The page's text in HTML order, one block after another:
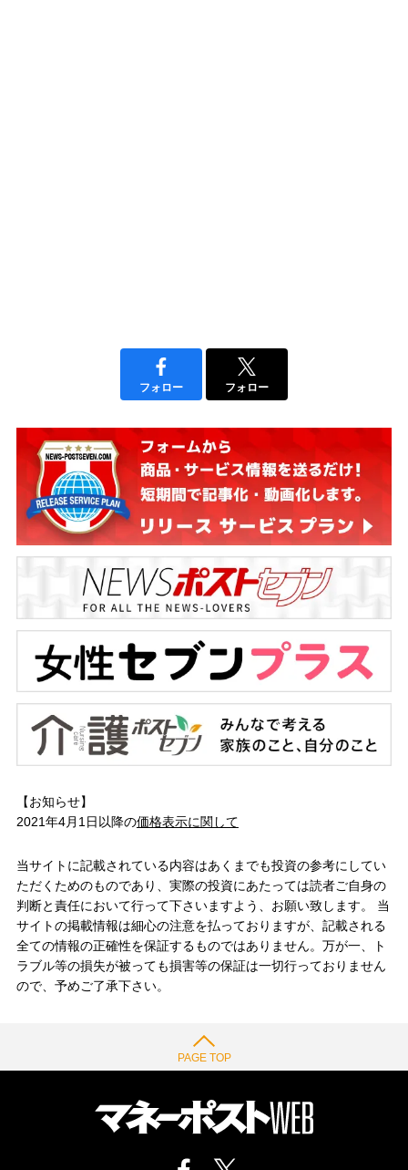
フォロー フォロー
【お知らせ】
2021年4月1日以降の価格表示に関して
当サイトに記載されている内容はあくまでも投資の参考にしてい
ただくためのものであり、実際の投資にあたっては読者ご自身の
判断と責任において行って下さいますよう、お願い致します。 当
サイトの掲載情報は細心の注意を払っておりますが、記載される
全ての情報の正確性を保証するものではありません。万が一、ト
ラブル等の損失が被っても損害等の保証は一切行っておりません
ので、予めご了承下さい。
PAGE TOP